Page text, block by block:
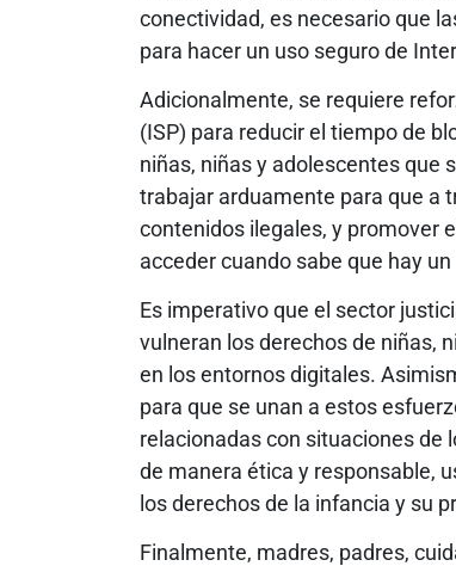
conectividad, es necesario que
para hacer un uso seguro de
Adicionalmente, se requiere
(ISP) para reducir el tiempo de
niñas, niñas y adolescentes que
trabajar arduamente para que a
contenidos ilegales, y promover
acceder cuando sabe que hay
Es imperativo que el sector
vulneran los derechos de niñas,
en los entornos digitales.
para que se unan a estos
relacionadas con situaciones de
de manera ética y responsable,
los derechos de la infancia y su
Finalmente, madres, padres,